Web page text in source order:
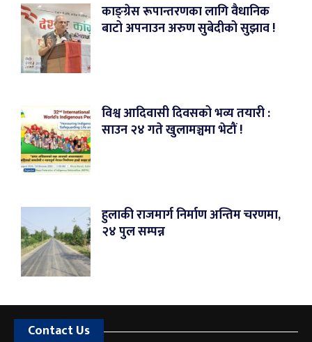
काङ्ग्रेस रूपान्तरणका लागि वैधानिक
बाटो अपनाउन अरुण सुबेदीको सुझाव !
विश्व आदिवासी दिवसको भव्य तयारी :
साउन २४ गते खुलामञ्चमा भेटौं !
हुलाकी राजमार्ग निर्माण अन्तिम चरणमा,
२४ पुल सम्पन्न
Contact Us